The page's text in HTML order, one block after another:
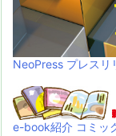
NeoPress プレスリ
e-book紹介 コミッ